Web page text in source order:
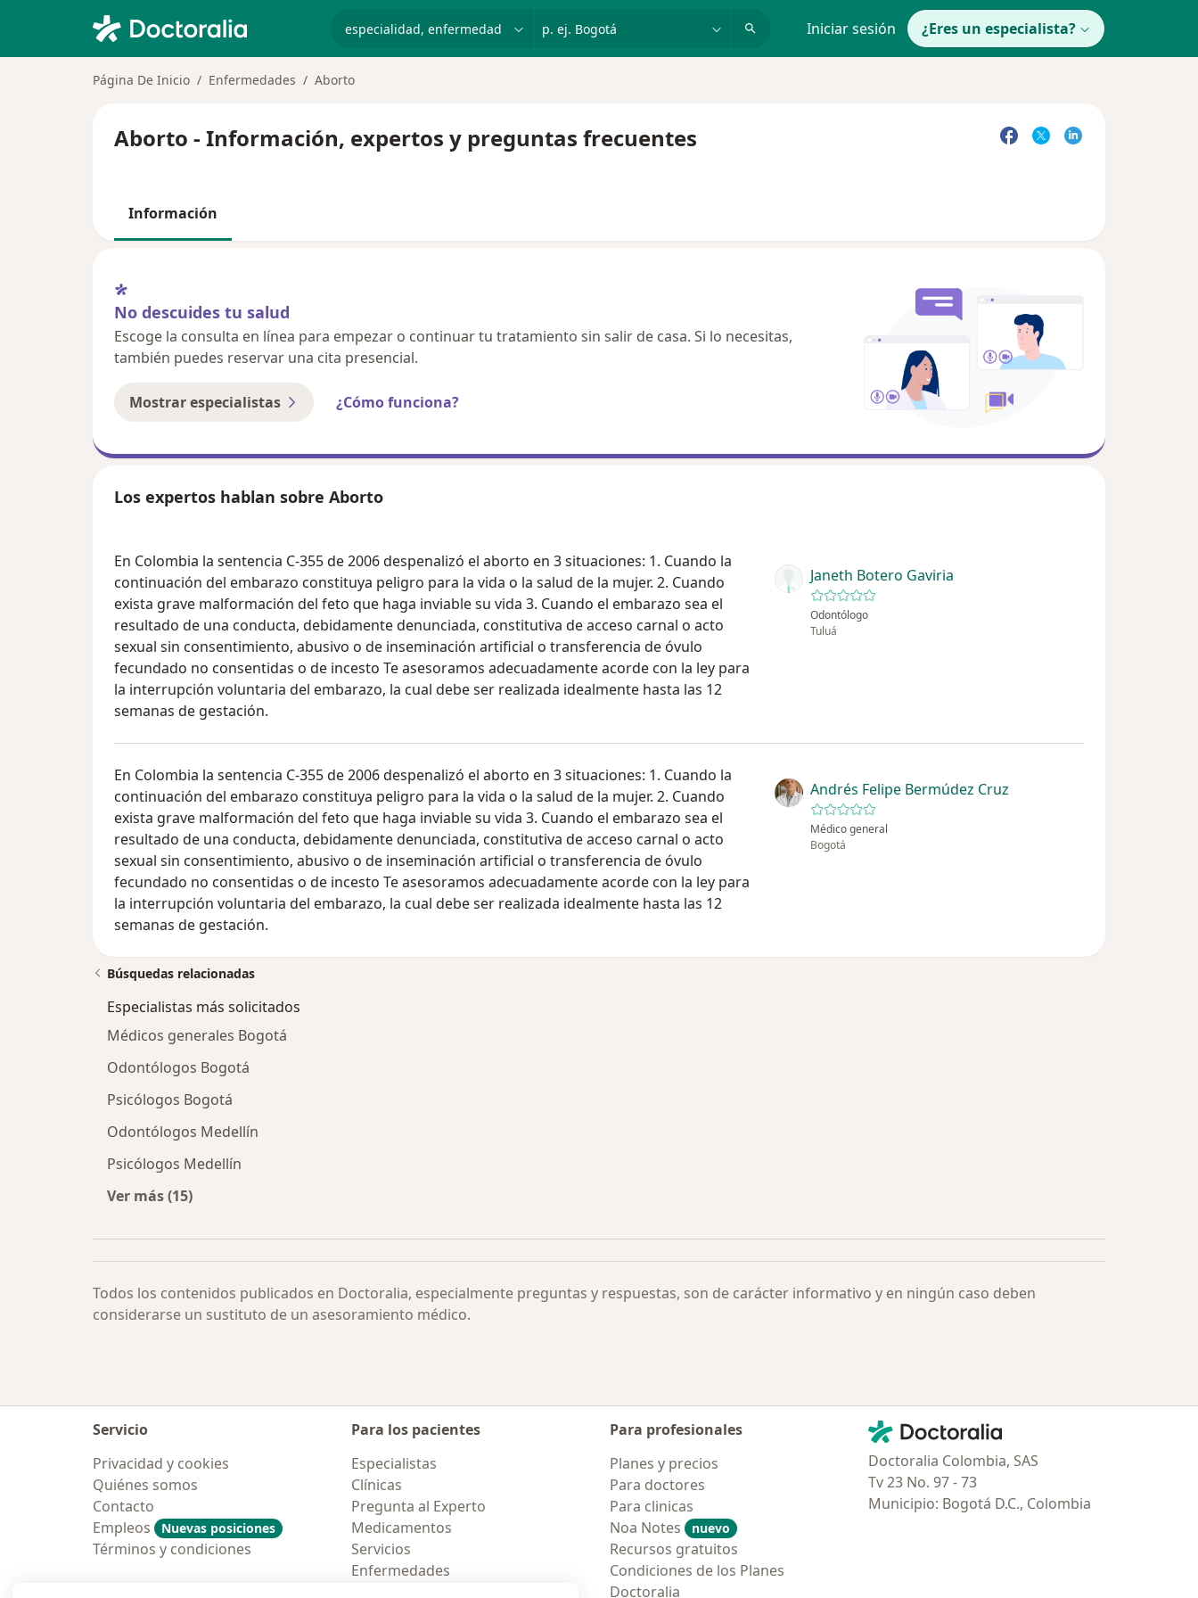
p. ej. Bogotá Iniciar sesión ¿Eres un especialista?
Página De Inicio Enfermedades Aborto
Aborto - Información, expertos y preguntas frecuentes
Información
No descuides tu salud
Escoge la consulta en línea para empezar o continuar tu tratamiento sin salir de casa. Si lo necesitas,
también puedes reservar una cita presencial.
Mostrar especialistas ¿Cómo funciona?
Los expertos hablan sobre Aborto
En Colombia la sentencia C-355 de 2006 despenalizó el aborto en 3 situaciones: 1. Cuando la
continuación del embarazo constituya peligro para la vida o la salud de la mujer. 2. Cuando
exista grave malformación del feto que haga inviable su vida 3. Cuando el embarazo sea el
resultado de una conducta, debidamente denunciada, constitutiva de acceso carnal o acto
sexual sin consentimiento, abusivo o de inseminación artificial o transferencia de óvulo
fecundado no consentidas o de incesto Te asesoramos adecuadamente acorde con la ley para
la interrupción voluntaria del embarazo, la cual debe ser realizada idealmente hasta las 12
semanas de gestación.
Janeth Botero Gaviria
Odontólogo
Tuluá
En Colombia la sentencia C-355 de 2006 despenalizó el aborto en 3 situaciones: 1. Cuando la
continuación del embarazo constituya peligro para la vida o la salud de la mujer. 2. Cuando
exista grave malformación del feto que haga inviable su vida 3. Cuando el embarazo sea el
resultado de una conducta, debidamente denunciada, constitutiva de acceso carnal o acto
sexual sin consentimiento, abusivo o de inseminación artificial o transferencia de óvulo
fecundado no consentidas o de incesto Te asesoramos adecuadamente acorde con la ley para
la interrupción voluntaria del embarazo, la cual debe ser realizada idealmente hasta las 12
semanas de gestación.
Andrés Felipe Bermúdez Cruz
Médico general
Bogotá
Búsquedas relacionadas
Especialistas más solicitados
Médicos generales Bogotá
Odontólogos Bogotá
Psicólogos Bogotá
Odontólogos Medellín
Psicólogos Medellín
Ver más (15)
Todos los contenidos publicados en Doctoralia, especialmente preguntas y respuestas, son de carácter informativo y en ningún caso deben
considerarse un sustituto de un asesoramiento médico.
Servicio
Privacidad y cookies
Quiénes somos
Contacto
Empleos
Nuevas posiciones
Términos y condiciones
Para los pacientes
Especialistas
Clínicas
Pregunta al Experto
Medicamentos
Servicios
Enfermedades
Para profesionales
Planes y precios
Para doctores
Para clinicas
Noa Notes
nuevo
Recursos gratuitos
Condiciones de los Planes
Doctoralia
Contacto
Doctoralia - Página de inicio
Doctoralia Colombia, SAS
Tv 23 No. 97 - 73
Municipio: Bogotá D.C., Colombia